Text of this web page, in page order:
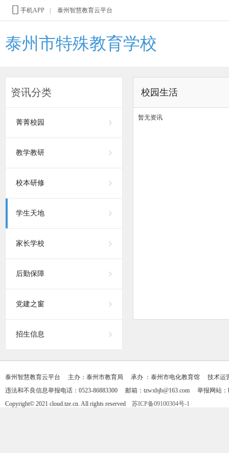
手机APP 泰州智慧教育云平台
泰州市特殊教育学校
资讯分类
菁菁校园
教学教研
校本研修
学生天地
家长学校
后勤保障
党建之窗
招生信息
校园生活
暂无资讯
泰州智慧教育云平台 主办：泰州市教育局 承办 ：泰州市电化教育馆 技术运营
违法和不良信息举报电话：0523-86883300 邮箱：tzwxbjb@163.com 举报网站
Copyright© 2021 cloud.tze.cn. All rights reserved 苏ICP备09100304号-1